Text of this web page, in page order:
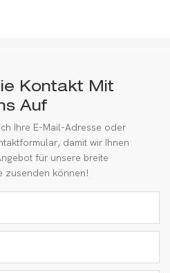
Kontakt Mit
Auf
Ihre E-Mail-Adresse oder
damit wir Ihnen
für unsere breite
zusenden können!